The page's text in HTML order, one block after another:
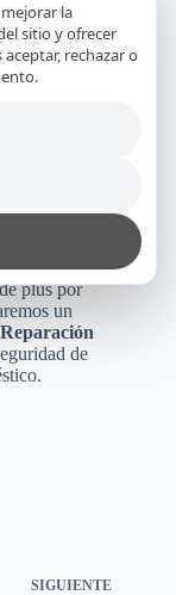
y de
de
día en la
Smeg
con alto
damos un
por
lavavajillas,
que tienes
esa
plus por
un
de
SIGUIENTE
la
sitio y ofrecer
rechazar o